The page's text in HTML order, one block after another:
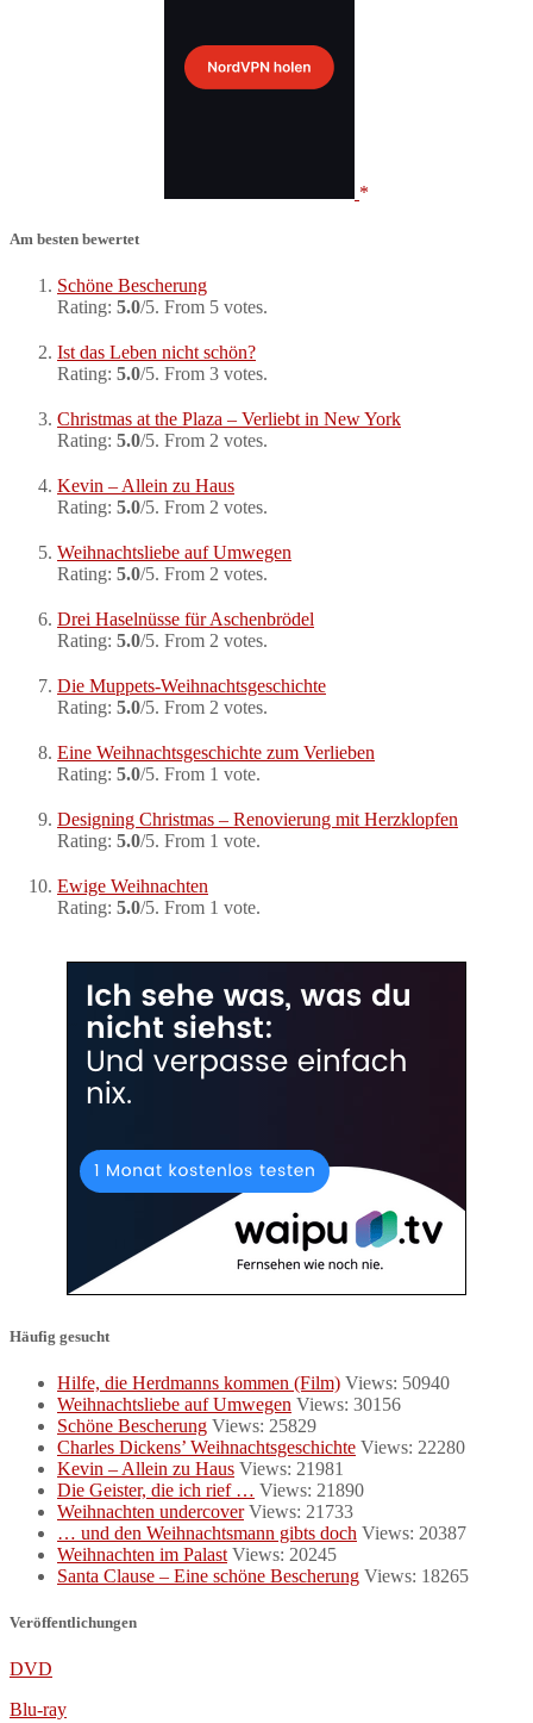
Am besten bewertet
Schöne Bescherung
Rating: 5.0/5. From 5 votes.
Ist das Leben nicht schön?
Rating: 5.0/5. From 3 votes.
Christmas at the Plaza – Verliebt in New York
Rating: 5.0/5. From 2 votes.
Kevin – Allein zu Haus
Rating: 5.0/5. From 2 votes.
Weihnachtsliebe auf Umwegen
Rating: 5.0/5. From 2 votes.
Drei Haselnüsse für Aschenbrödel
Rating: 5.0/5. From 2 votes.
Die Muppets-Weihnachtsgeschichte
Rating: 5.0/5. From 2 votes.
Eine Weihnachtsgeschichte zum Verlieben
Rating: 5.0/5. From 1 vote.
Designing Christmas – Renovierung mit Herzklopfen
Rating: 5.0/5. From 1 vote.
Ewige Weihnachten
Rating: 5.0/5. From 1 vote.
Häufig gesucht
Hilfe, die Herdmanns kommen (Film) Views: 50940
Weihnachtsliebe auf Umwegen Views: 30156
Schöne Bescherung Views: 25829
Charles Dickens’ Weihnachtsgeschichte Views: 22280
Kevin – Allein zu Haus Views: 21981
Die Geister, die ich rief … Views: 21890
Weihnachten undercover Views: 21733
… und den Weihnachtsmann gibts doch Views: 20387
Weihnachten im Palast Views: 20245
Santa Clause – Eine schöne Bescherung Views: 18265
Veröffentlichungen
DVD
Blu-ray